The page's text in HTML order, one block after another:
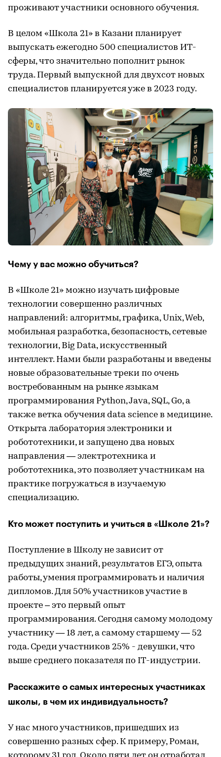
проживают участники основного обучения.
В целом «Школа 21» в Казани планирует
выпускать ежегодно 500 специалистов ИТ-
сферы, что значительно пополнит рынок
труда. Первый выпускной для двухсот новых
специалистов планируется уже в 2023 году.
Чему у вас можно обучиться?
В «Школе 21» можно изучать цифровые
технологии совершенно различных
направлений: алгоритмы, графика, Unix, Web,
мобильная разработка, безопасность, сетевые
технологии, Big Data, искусственный
интеллект. Нами были разработаны и введены
новые образовательные треки по очень
востребованным на рынке языкам
программирования Python, Java, SQL, Go, а
также ветка обучения data science в медицине.
Открыта лаборатория электроники и
робототехники, и запущено два новых
направления — электротехника и
робототехника, это позволяет участникам на
практике погружаться в изучаемую
специализацию.
Кто может поступить и учиться в «Школе 21»?
Поступление в Школу не зависит от
предыдущих знаний, результатов ЕГЭ, опыта
работы, умения программировать и наличия
дипломов. Для 50% участников участие в
проекте – это первый опыт
программирования. Сегодня самому молодому
участнику — 18 лет, а самому старшему — 52
года. Среди участников 25% - девушки, что
выше среднего показателя по IT-индустрии.
Расскажите о самых интересных участниках
школы, в чем их индивидуальность?
У нас много участников, пришедших из
совершенно разных сфер. К примеру, Роман,